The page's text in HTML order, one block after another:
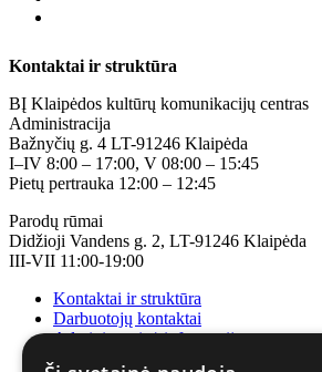
Kontaktai ir struktūra
BĮ Klaipėdos kultūrų komunikacijų centras
Administracija
Bažnyčių g. 4 LT-91246 Klaipėda
I–IV 8:00 – 17:00, V 08:00 – 15:45
Pietų pertrauka 12:00 – 12:45
Parodų rūmai
Didžioji Vandens g. 2, LT-91246 Klaipėda
III-VII 11:00-19:00
Kontaktai ir struktūra
Darbuotojų kontaktai
Administracinė informacija
Korupcijos prevencija